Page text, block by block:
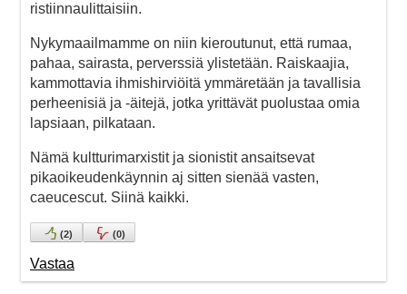
ristiinnaulittaisiin.
Nykymaailmamme on niin kieroutunut, että rumaa,
pahaa, sairasta, perverssiä ylistetään. Raiskaajia,
kammottavia ihmishirviöitä ymmäretään ja tavallisia
perheenisiä ja -äitejä, jotka yrittävät puolustaa omia
lapsiaan, pilkataan.
Nämä kultturimarxistit ja sionistit ansaitsevat
pikaoikeudenkäynnin aj sitten sienää vasten,
caeucescut. Siinä kaikki.
(2) (0)
Vastaa